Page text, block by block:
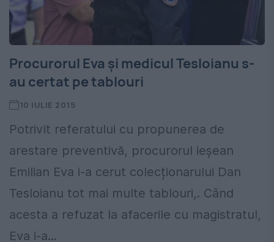
Procurorul Eva și medicul Tesloianu s-
au certat pe tablouri
10 IULIE 2015
Potrivit referatului cu propunerea de
arestare preventivă, procurorul ieșean
Emilian Eva i-a cerut colecționarului Dan
Tesloianu tot mai multe tablouri,. Când
acesta a refuzat la afacerile cu magistratul,
Eva i-a...